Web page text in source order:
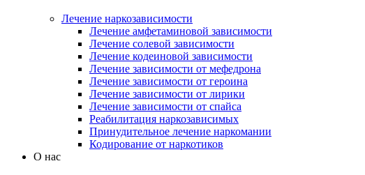
Лечение наркозависимости
Лечение амфетаминовой зависимости
Лечение солевой зависимости
Лечение кодеиновой зависимости
Лечение зависимости от мефедрона
Лечение зависимости от героина
Лечение зависимости от лирики
Лечение зависимости от спайса
Реабилитация наркозависимых
Принудительное лечение наркомании
Кодирование от наркотиков
О нас